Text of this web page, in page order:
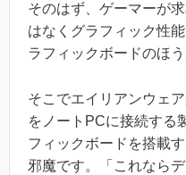
そのはず、ゲーマーが
はなくグラフィック性
ラフィックボードのほ
そこでエイリアンウェ
をノートPCに接続する
フィックボードを搭載
邪魔です。「これなら